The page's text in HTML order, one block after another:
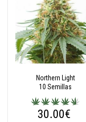
Northern Light
10 Semillas
30.00€